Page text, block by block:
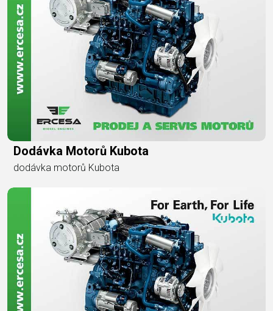
Dodávka Motorů Kubota
dodávka motorů Kubota